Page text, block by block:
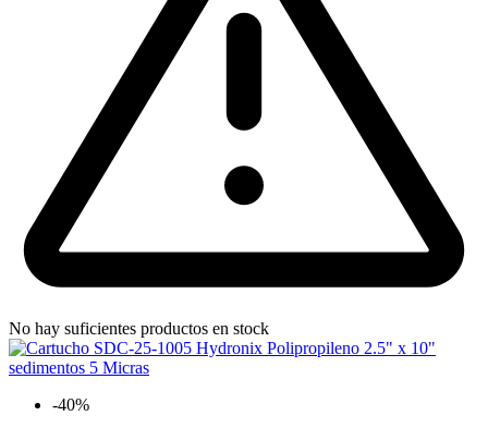
No hay suficientes productos en stock
-40%